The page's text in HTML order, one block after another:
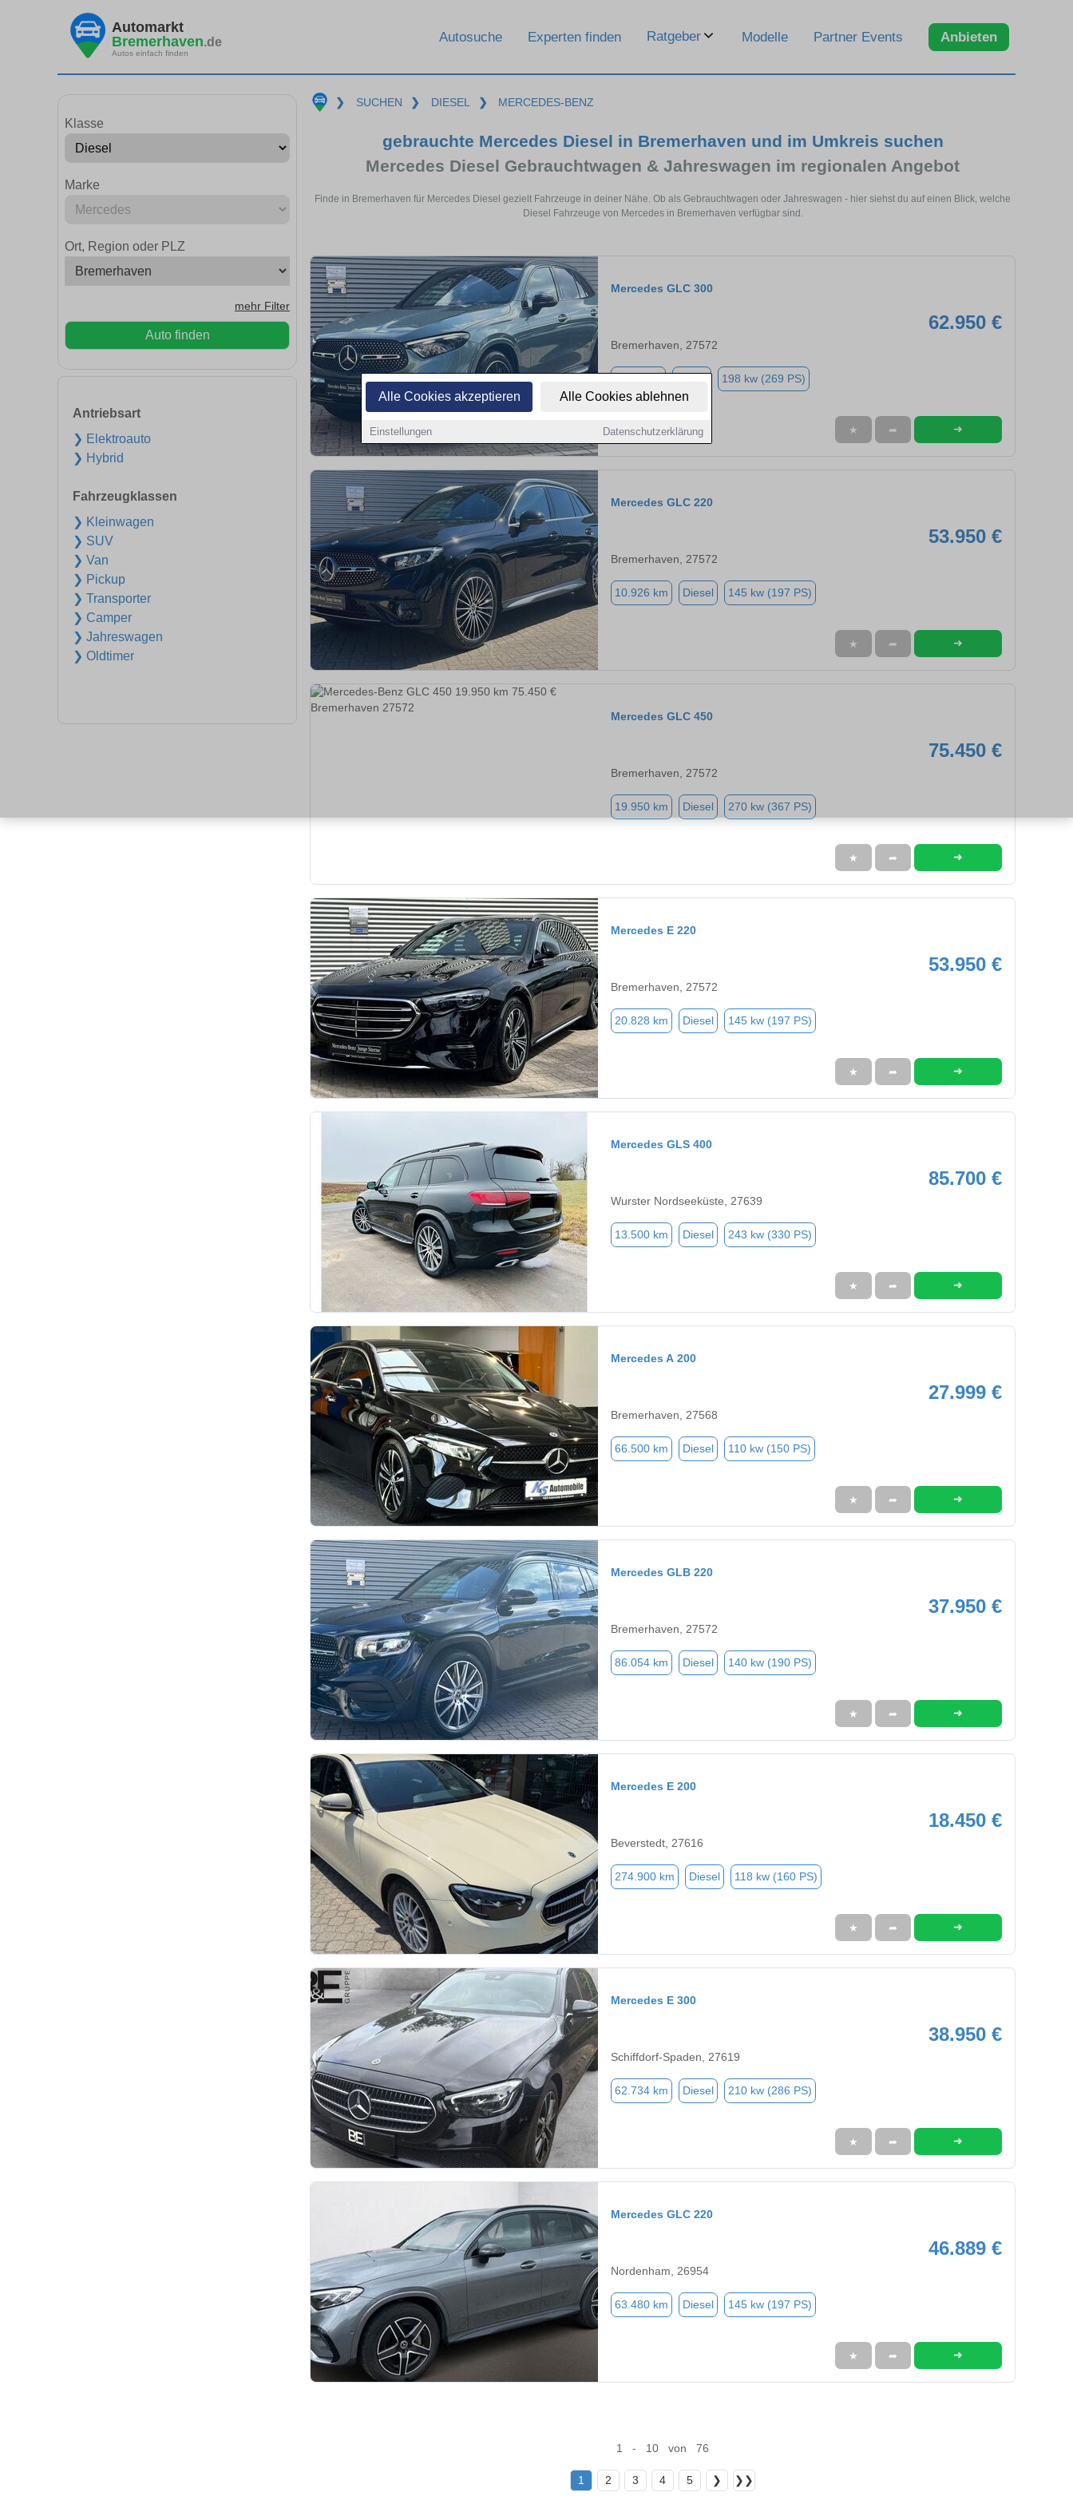
Alle Cookies akzeptieren Alle Cookies ablehnen
Einstellungen Datenschutzerklärung
Automarkt
Bremerhaven.de
Autos einfach finden
Autosuche Experten finden Ratgeber Modelle Partner Events Anbieten
Klasse
Marke
Ort, Region oder PLZ
mehr Filter
Auto finden
Antriebsart
❯ Elektroauto
❯ Hybrid
Fahrzeugklassen
❯ Kleinwagen
❯ SUV
❯ Van
❯ Pickup
❯ Transporter
❯ Camper
❯ Jahreswagen
❯ Oldtimer
❯ SUCHEN ❯ DIESEL ❯ MERCEDES-BENZ
gebrauchte Mercedes Diesel in Bremerhaven und im Umkreis suchen
Mercedes Diesel Gebrauchtwagen & Jahreswagen im regionalen Angebot
Finde in Bremerhaven für Mercedes Diesel gezielt Fahrzeuge in deiner Nähe. Ob als Gebrauchtwagen oder Jahreswagen - hier siehst du auf einen Blick, welche
Diesel Fahrzeuge von Mercedes in Bremerhaven verfügbar sind.
Mercedes GLC 300
62.950 €
Bremerhaven, 27572
198 kw (269 PS)
★ ➦ ➜
Mercedes GLC 220
53.950 €
Bremerhaven, 27572
10.926 km Diesel 145 kw (197 PS)
★ ➦ ➜
Mercedes GLC 450
75.450 €
Bremerhaven, 27572
19.950 km Diesel 270 kw (367 PS)
★ ➦ ➜
Mercedes E 220
53.950 €
Bremerhaven, 27572
20.828 km Diesel 145 kw (197 PS)
★ ➦ ➜
Mercedes GLS 400
85.700 €
Wurster Nordseeküste, 27639
13.500 km Diesel 243 kw (330 PS)
★ ➦ ➜
Mercedes A 200
27.999 €
Bremerhaven, 27568
66.500 km Diesel 110 kw (150 PS)
★ ➦ ➜
Mercedes GLB 220
37.950 €
Bremerhaven, 27572
86.054 km Diesel 140 kw (190 PS)
★ ➦ ➜
Mercedes E 200
18.450 €
Beverstedt, 27616
274.900 km Diesel 118 kw (160 PS)
★ ➦ ➜
Mercedes E 300
38.950 €
Schiffdorf-Spaden, 27619
62.734 km Diesel 210 kw (286 PS)
★ ➦ ➜
Mercedes GLC 220
46.889 €
Nordenham, 26954
63.480 km Diesel 145 kw (197 PS)
★ ➦ ➜
1 - 10 von 76
1 2 3 4 5 ❯ ❯❯